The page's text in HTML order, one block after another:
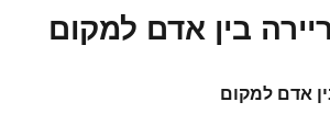
בין אדם למקום
אדם למקום